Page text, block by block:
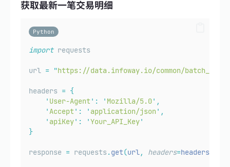
获取最新一笔交易明细
Python
import requests
url = "https://data.infoway.io/common/batch_trade/
headers = {
' User-Agent' : ' Mozilla/5.0' ,
'Accept' : ' application/json' ,
' apiKey' : 'Your_API_Key'
}
response = requests.get(url, headers=headers